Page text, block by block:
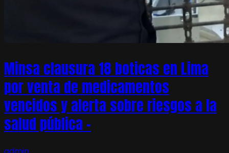
Minsa clausura 18 boticas en Lima
por venta de medicamentos
vencidos y alerta sobre riesgos a la
salud pública –